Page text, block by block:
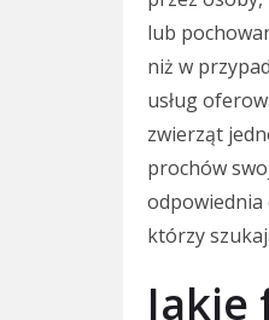
lub
niż w
usług
zwierząt
prochów
odpowiednia
którzy